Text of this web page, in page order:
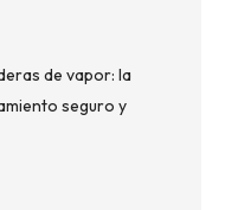
de vapor: la
seguro y